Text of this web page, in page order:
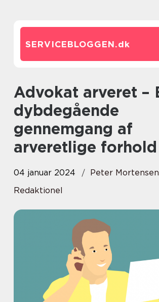
SERVICEBLOGGEN.dk
Advokat arveret – En
dybdegående
gennemgang af
arveretlige forhold
04 januar 2024
Peter Mortensen
Redaktionel